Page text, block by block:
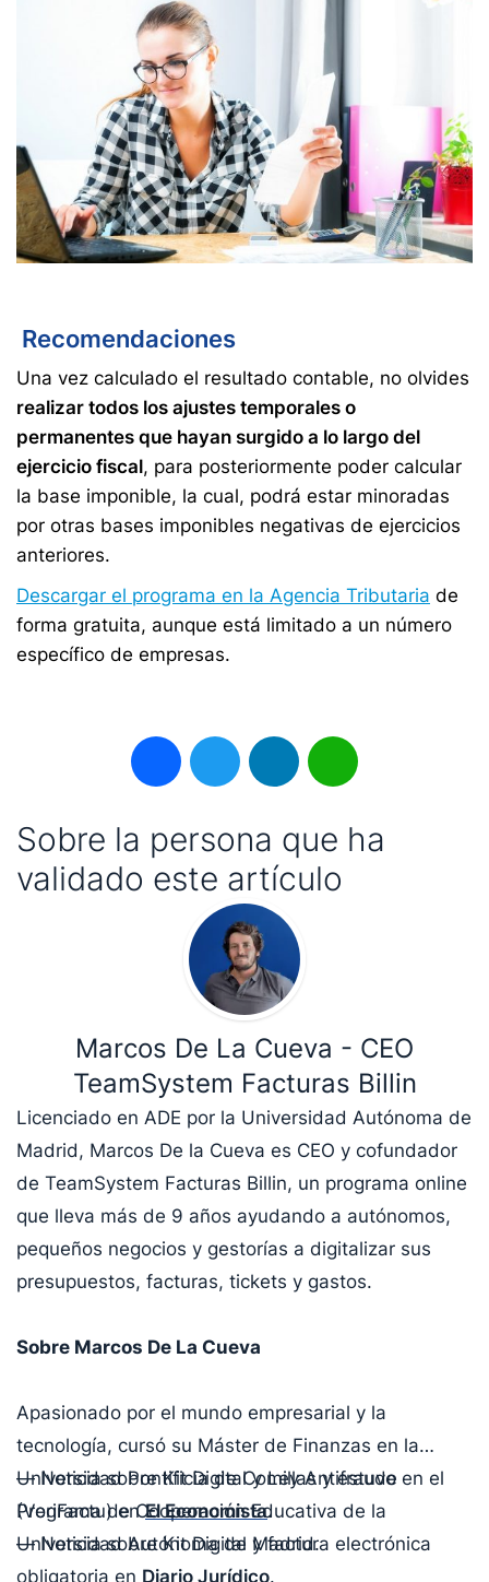
Recomendaciones
Una vez calculado el resultado contable, no olvides
realizar todos los ajustes temporales o
permanentes que hayan surgido a lo largo del
ejercicio fiscal, para posteriormente poder calcular
la base imponible, la cual, podrá estar minoradas
por otras bases imponibles negativas de ejercicios
anteriores.
Descargar el programa en la Agencia Tributaria de
forma gratuita, aunque está limitado a un número
específico de empresas.
Facebook TwitterLinkedInWhatsApp
Sobre la persona que ha
validado este artículo
Marcos De La Cueva - CEO
TeamSystem Facturas Billin
Licenciado en ADE por la Universidad Autónoma de
Madrid, Marcos De la Cueva es CEO y cofundador
de TeamSystem Facturas Billin, un programa online
que lleva más de 9 años ayudando a autónomos,
pequeños negocios y gestorías a digitalizar sus
presupuestos, facturas, tickets y gastos.
Sobre Marcos De La Cueva
Apasionado por el mundo empresarial y la
tecnología, cursó su Máster de Finanzas en la
Universidad Pontificia de Comillas y estuvo en el
Programa de Cooperación Educativa de la
Universidad Autónoma de Madrid.
— Noticia sobre Kit Digital y Ley Antifraude
(VeriFactu) enEl Economista.
— Noticia sobre Kit Digital y factura electrónica
obligatoria en Diario Jurídico.